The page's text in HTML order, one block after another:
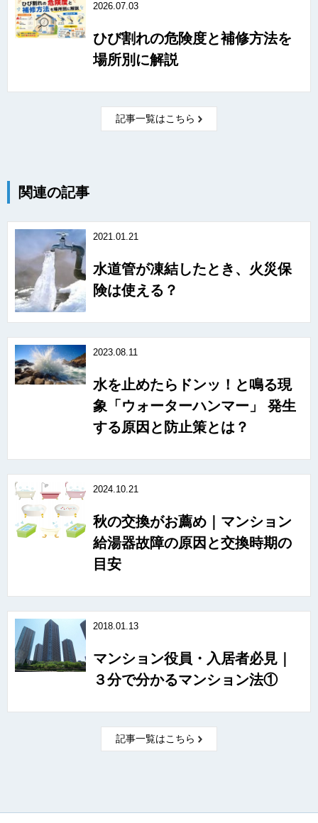
2026.07.03
ひび割れの危険度と補修方法を
場所別に解説
記事一覧はこちら
関連の記事
2021.01.21
水道管が凍結したとき、火災保
険は使える？
2023.08.11
水を止めたらドンッ！と鳴る現
象「ウォーターハンマー」 発生
する原因と防止策とは？
2024.10.21
秋の交換がお薦め｜マンション
給湯器故障の原因と交換時期の
目安
2018.01.13
マンション役員・入居者必見｜
３分で分かるマンション法①
記事一覧はこちら